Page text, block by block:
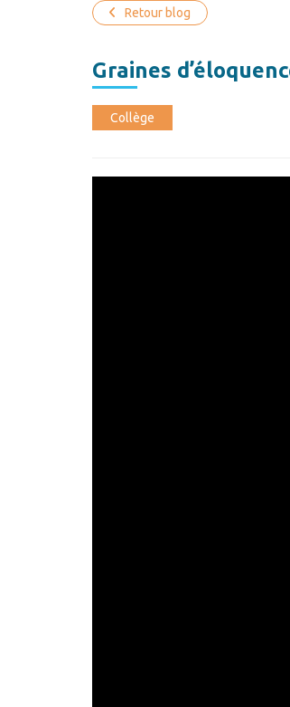
Retour blog
Graines
Collège